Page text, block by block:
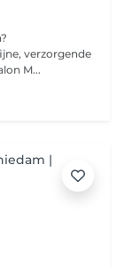
verzorgende
M...